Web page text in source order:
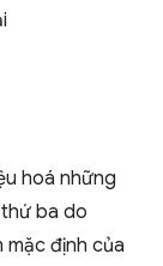
hoá những
ba do
mặc định của